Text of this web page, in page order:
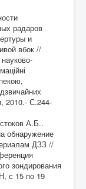
радаров
и
вбок //
2010.- С.244-
А.Б..
обнаружение
ДЗЗ //
зондирования
с 15 по 19